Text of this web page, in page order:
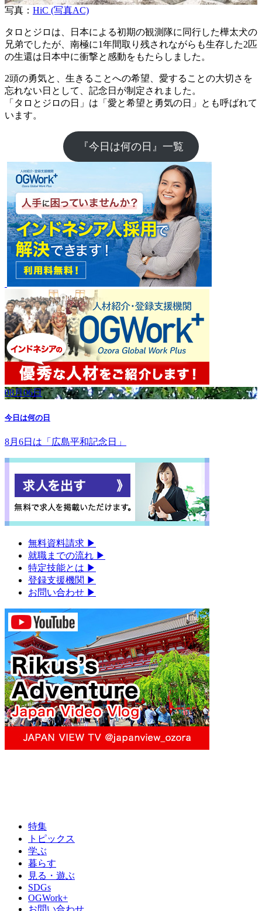
写真： HiC (写真AC)
タロとジロは、日本による初期の観測隊に同行した樺太犬の
兄弟でしたが、南極に1年間取り残されながらも生存した2匹
の生還は日本中に衝撃と感動をもたらしました。
2頭の勇気と、生きることへの希望、愛することの大切さを
忘れない日として、記念日が制定されました。
「タロとジロの日」は「愛と希望と勇気の日」とも呼ばれて
います。
『今日は何の日』一覧
08月06日
今日は何の日
8月6日は「広島平和記念日」
無料資料請求 ▶︎
就職までの流れ ▶︎
特定技能とは ▶︎
登録支援機関 ▶︎
お問い合わせ ▶︎
特集
トピックス
学ぶ
暮らす
見る・遊ぶ
SDGs
OGWork+